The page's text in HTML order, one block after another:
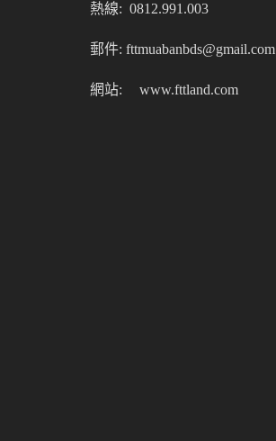
熱線: 0812.991.003
郵件: fttmuabanbds@gmail.com
網站: www.fttland.com